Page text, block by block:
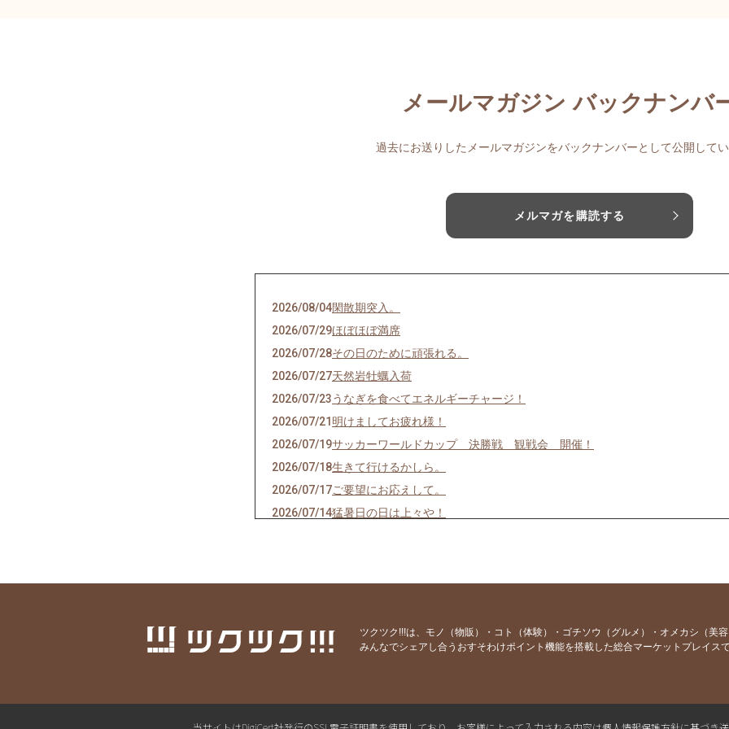
メールマガジン バックナンバ
過去にお送りしたメールマガジンをバックナンバーとして公開してい
メルマガを購読する
2026/08/04閑散期突入。
2026/07/29ほぼほぼ満席
2026/07/28その日のために頑張れる。
2026/07/27天然岩牡蠣入荷
2026/07/23うなぎを食べてエネルギーチャージ！
2026/07/21 明けましてお疲れ様！
2026/07/19サッカーワールドカップ 決勝戦 観戦会 開催！
2026/07/18生きて行けるかしら。
2026/07/17ご要望にお応えして。
2026/07/14猛暑日の日は上々や！
2026/07/07七夕そうめんあります。
スポーツ居酒屋？ 上々や
2026/07/02にっぽんいち！
ツクツク!!!は、モノ（物販）・コト（体験）・ゴチソウ（グルメ）・オメカシ（美
みんなでシェアし合うおすそわけポイント機能を搭載した総合マーケットプレイスで